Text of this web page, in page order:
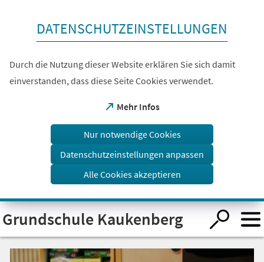
Visuelle
Assistenzsoftware
öffnen.
DATENSCHUTZEINSTELLUNGEN
Durch die Nutzung dieser Website erklären Sie sich damit
einverstanden, dass diese Seite Cookies verwendet.
Mehr Infos
(Öffnet
einem
Tab)
Nur notwendige Cookies
Datenschutzeinstellungen anpassen
Alle Cookies akzeptieren
Grundschule Kaukenberg